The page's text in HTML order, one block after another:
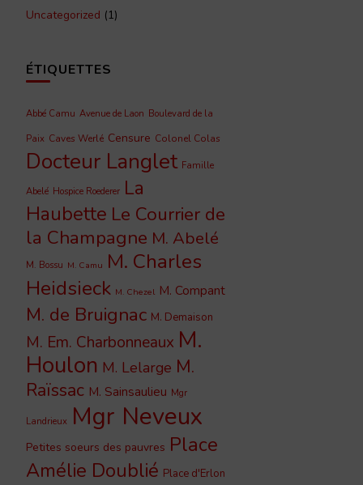
Uncategorized (1)
ÉTIQUETTES
Abbé Camu Avenue de Laon Boulevard de la
Paix Caves Werlé Censure Colonel Colas
Docteur Langlet Famille
Abelé Hospice Roederer La
Haubette Le Courrier de
la Champagne M. Abelé
M. Bossu M. Camu M. Charles
Heidsieck M. Chezel M. Compant
M. de Bruignac M. Demaison
M. Em. Charbonneaux M.
Houlon M. Lelarge M.
Raïssac M. Sainsaulieu Mgr
Landrieux Mgr Neveux
Petites soeurs des pauvres Place
Amélie Doublié Place d'Erlon